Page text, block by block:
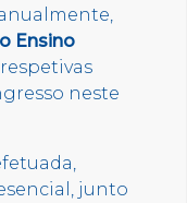
Ensino
neste
junto